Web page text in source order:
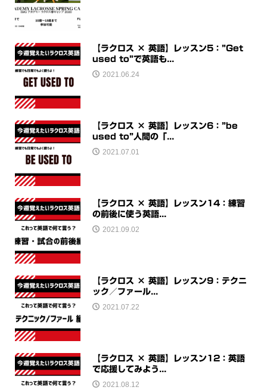
【ラクロス × 英語】レッスン5：”Get
used to”で英語も...
2021.06.24
【ラクロス × 英語】レッスン6：”be
used to”人間の「...
2021.07.01
【ラクロス × 英語】レッスン14：練習
の前後に使う英語...
2021.09.02
【ラクロス × 英語】レッスン9：テクニ
ック／ファール...
2021.07.22
【ラクロス × 英語】レッスン12：英語
で応援してみよう...
2021.08.12